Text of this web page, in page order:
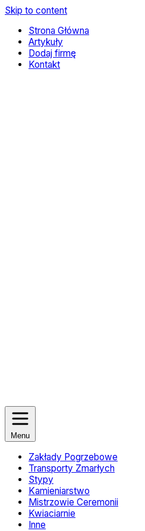
Skip to content
Strona Główna
Artykuły
Dodaj firmę
Kontakt
Menu
Zakłady Pogrzebowe
Transporty Zmarłych
Stypy
Kamieniarstwo
Mistrzowie Ceremonii
Kwiaciarnie
Inne